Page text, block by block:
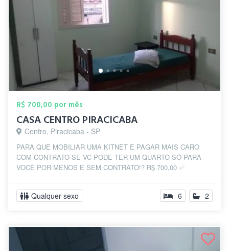
R$ 700,00 por mês
CASA CENTRO PIRACICABA
Centro, Piracicaba - SP
PARA QUE MOBILIAR UMA KITNET E PAGAR MAIS CARO
COM CONTRATO SE VC PODE TER UM QUARTO SÓ PARA
VOCÊ POR MENOS E SEM CONTRATO!? R$ 700,00 ✅
Qualquer sexo 6 2